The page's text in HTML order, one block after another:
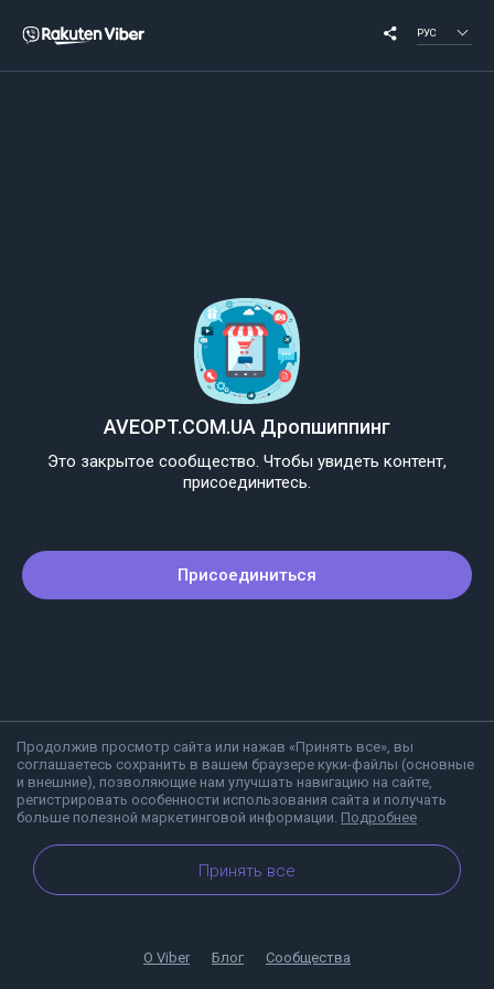
РУС
Продолжив просмотр сайта или нажав «Принять все», вы
соглашаетесь сохранить в вашем браузере куки-файлы (основные
и внешние), позволяющие нам улучшать навигацию на сайте,
регистрировать особенности использования сайта и получать
больше полезной маркетинговой информации. Подробнее
Принять все
AVEOPT.COM.UA Дропшиппинг
Это закрытое сообщество. Чтобы увидеть контент,
присоединитесь.
Присоединиться
О Viber Блог Сообщества